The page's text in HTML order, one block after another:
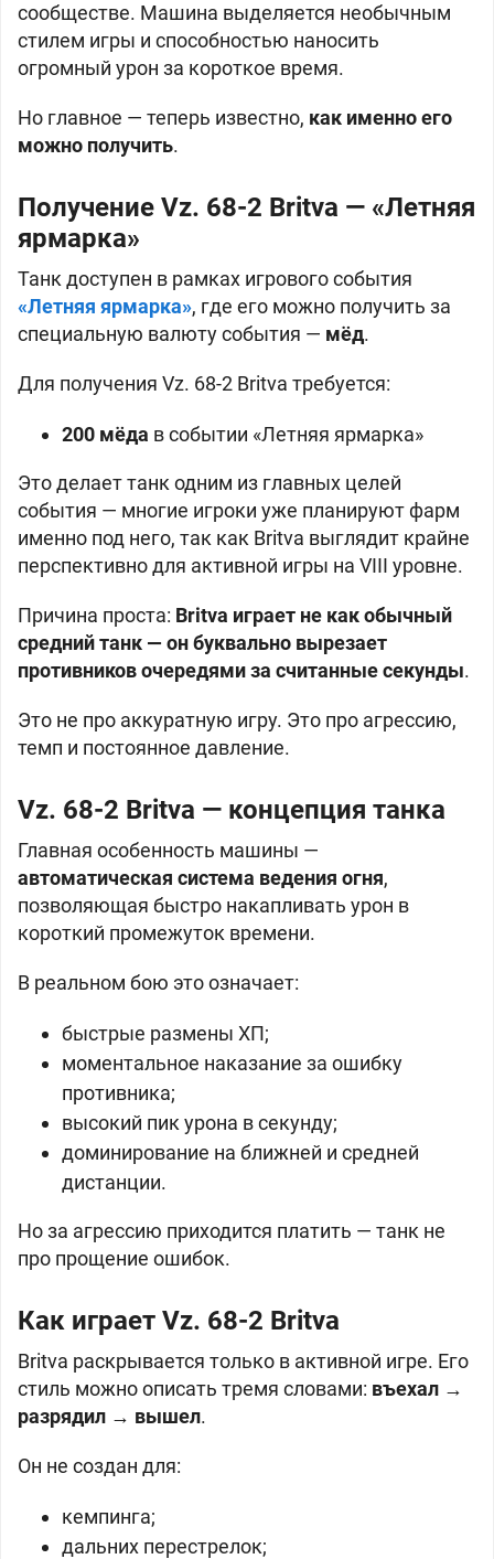
сообществе. Машина выделяется необычным
стилем игры и способностью наносить
огромный урон за короткое время.
Но главное — теперь известно, как именно его
можно получить.
Получение Vz. 68-2 Britva — «Летняя
ярмарка»
Танк доступен в рамках игрового события
«Летняя ярмарка», где его можно получить за
специальную валюту события — мёд.
Для получения Vz. 68-2 Britva требуется:
200 мёда в событии «Летняя ярмарка»
Это делает танк одним из главных целей
события — многие игроки уже планируют фарм
именно под него, так как Britva выглядит крайне
перспективно для активной игры на VIII уровне.
Причина проста: Britva играет не как обычный
средний танк — он буквально вырезает
противников очередями за считанные секунды.
Это не про аккуратную игру. Это про агрессию,
темп и постоянное давление.
Vz. 68-2 Britva — концепция танка
Главная особенность машины —
автоматическая система ведения огня,
позволяющая быстро накапливать урон в
короткий промежуток времени.
В реальном бою это означает:
быстрые размены ХП;
моментальное наказание за ошибку
противника;
высокий пик урона в секунду;
доминирование на ближней и средней
дистанции.
Но за агрессию приходится платить — танк не
про прощение ошибок.
Как играет Vz. 68-2 Britva
Britva раскрывается только в активной игре. Его
стиль можно описать тремя словами: въехал →
разрядил → вышел.
Он не создан для:
кемпинга;
дальних перестрелок;